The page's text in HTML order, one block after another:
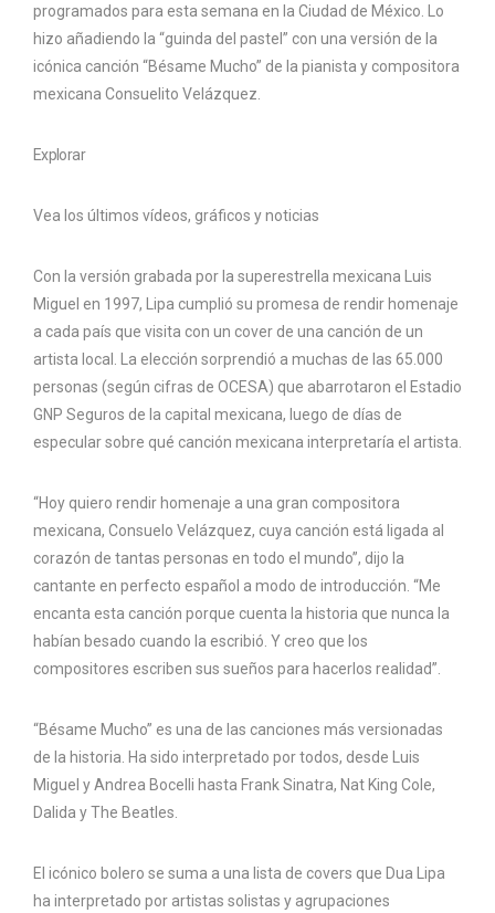
programados para esta semana en la Ciudad de México. Lo
hizo añadiendo la “guinda del pastel” con una versión de la
icónica canción “Bésame Mucho” de la pianista y compositora
mexicana Consuelito Velázquez.
Explorar
Vea los últimos vídeos, gráficos y noticias
Con la versión grabada por la superestrella mexicana Luis
Miguel en 1997, Lipa cumplió su promesa de rendir homenaje
a cada país que visita con un cover de una canción de un
artista local. La elección sorprendió a muchas de las 65.000
personas (según cifras de OCESA) que abarrotaron el Estadio
GNP Seguros de la capital mexicana, luego de días de
especular sobre qué canción mexicana interpretaría el artista.
“Hoy quiero rendir homenaje a una gran compositora
mexicana, Consuelo Velázquez, cuya canción está ligada al
corazón de tantas personas en todo el mundo”, dijo la
cantante en perfecto español a modo de introducción. “Me
encanta esta canción porque cuenta la historia que nunca la
habían besado cuando la escribió. Y creo que los
compositores escriben sus sueños para hacerlos realidad”.
“Bésame Mucho” es una de las canciones más versionadas
de la historia. Ha sido interpretado por todos, desde Luis
Miguel y Andrea Bocelli hasta Frank Sinatra, Nat King Cole,
Dalida y The Beatles.
El icónico bolero se suma a una lista de covers que Dua Lipa
ha interpretado por artistas solistas y agrupaciones